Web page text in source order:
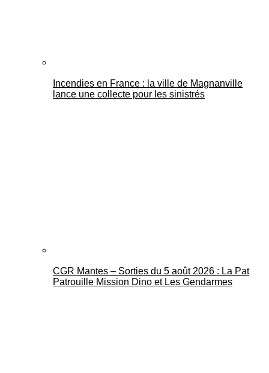
Incendies en France : la ville de Magnanville
lance une collecte pour les sinistrés
CGR Mantes – Sorties du 5 août 2026 : La Pat
Patrouille Mission Dino et Les Gendarmes